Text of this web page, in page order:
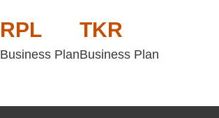
RPL
Business Plan
TKR
Business Plan